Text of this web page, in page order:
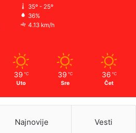
35º - 25º
36%
4.13 km/h
39 ℃
Uto
39 ℃
Sre
36 ℃
Čet
Najnovije Vesti